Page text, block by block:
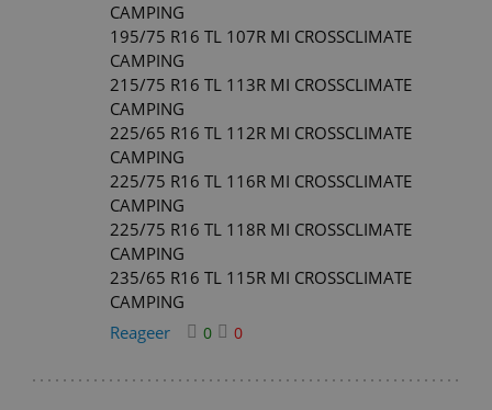
CAMPING
195/75 R16 TL 107R MI CROSSCLIMATE
CAMPING
215/75 R16 TL 113R MI CROSSCLIMATE
CAMPING
225/65 R16 TL 112R MI CROSSCLIMATE
CAMPING
225/75 R16 TL 116R MI CROSSCLIMATE
CAMPING
225/75 R16 TL 118R MI CROSSCLIMATE
CAMPING
235/65 R16 TL 115R MI CROSSCLIMATE
CAMPING
Reageer
0 0